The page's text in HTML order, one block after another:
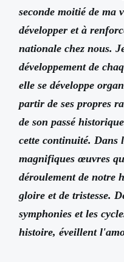
seconde moitié de
développer et à
nationale chez nous.
développement de
elle se développe
partir de ses propres
de son passé
cette continuité. Dans
magnifiques œuvres
déroulement de notre
gloire et de tristesse.
symphonies et les
histoire, éveillent